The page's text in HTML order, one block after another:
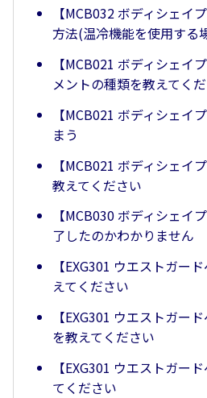
【MCB032 ボディシェイ
方法(温冷機能を使用する
【MCB021 ボディシェイ
メントの種類を教えてく
【MCB021 ボディシェイ
まう
【MCB021 ボディシェイ
教えてください
【MCB030 ボディシェイ
了したのかわかりません
【EXG301 ウエストガー
えてください
【EXG301 ウエストガー
を教えてください
【EXG301 ウエストガー
てください